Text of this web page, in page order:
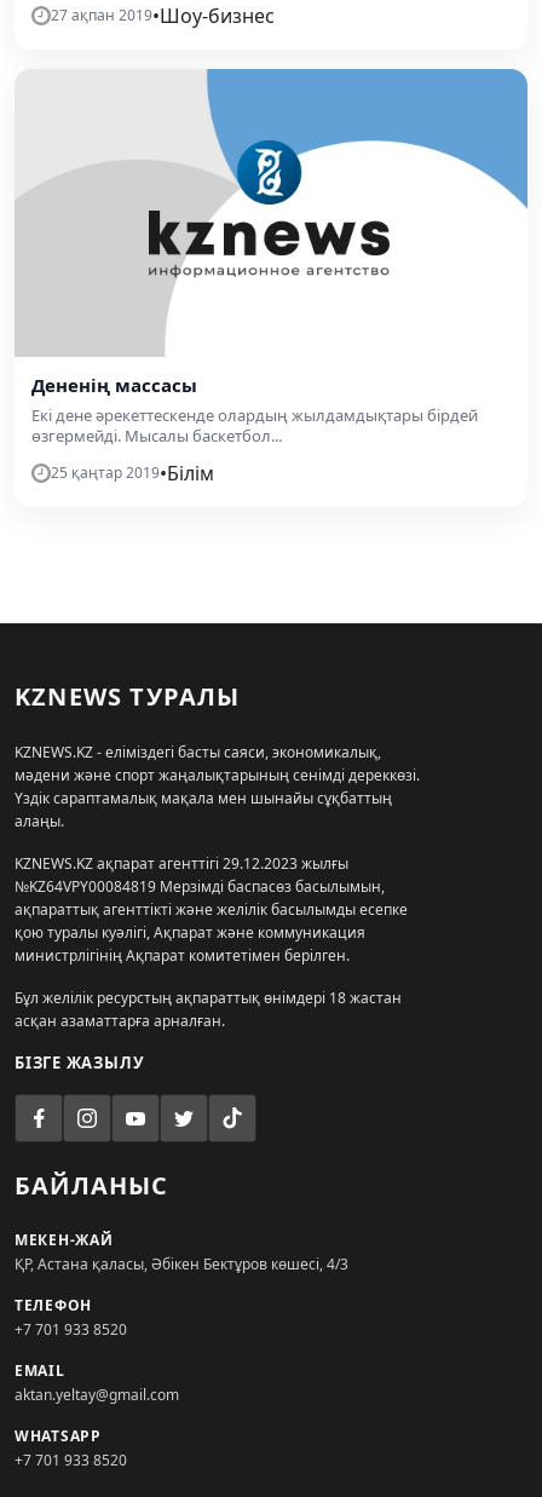
27 ақпан 2019•Шоу-бизнес
Дененің массасы
Екі дене әрекеттескенде олардың жылдамдықтары бірдей
өзгермейді. Мысалы баскетбол...
25 қаңтар 2019•Білім
KZNEWS ТУРАЛЫ
KZNEWS.KZ - еліміздегі басты саяси, экономикалық,
мәдени және спорт жаңалықтарының сенімді дереккөзі.
Үздік сараптамалық мақала мен шынайы сұқбаттың
алаңы.
KZNEWS.KZ ақпарат агенттігі 29.12.2023 жылғы
№KZ64VPY00084819 Мерзімді баспасөз басылымын,
ақпараттық агенттікті және желілік басылымды есепке
қою туралы куәлігі, Ақпарат және коммуникация
министрлігінің Ақпарат комитетімен берілген.
Бұл желілік ресурстың ақпараттық өнімдері 18 жастан
асқан азаматтарға арналған.
БІЗГЕ ЖАЗЫЛУ
БАЙЛАНЫС
МЕКЕН-ЖАЙ
ҚР, Астана қаласы, Әбікен Бектұров көшесі, 4/3
ТЕЛЕФОН
+7 701 933 8520
EMAIL
aktan.yeltay@gmail.com
WHATSAPP
+7 701 933 8520